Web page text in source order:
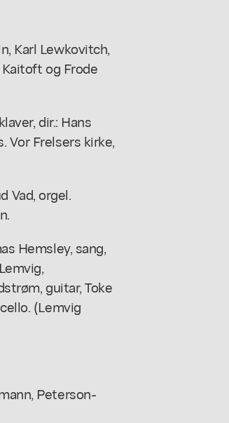
Karl Lewkovitch,
og Frode
dir.: Hans
Vor Frelsers kirke,
Vad, orgel.
Hemsley, sang,
guitar, Toke
(Lemvig
Peterson-